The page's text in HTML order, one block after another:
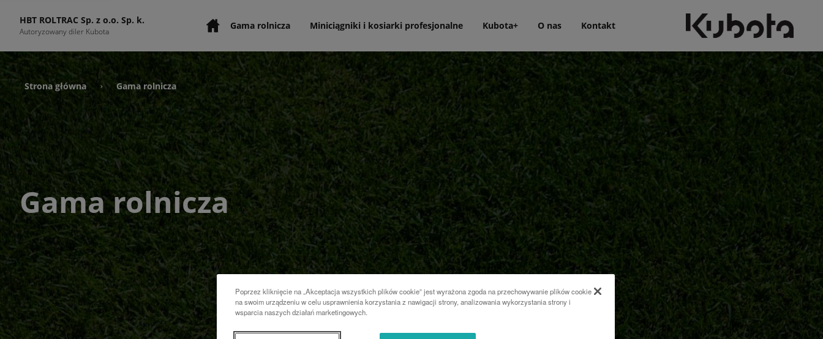
HBT ROLTRAC Sp. z o.o. Sp. k.
Autoryzowany diler Kubota Gama rolnicza Miniciągniki i kosiarki profesjonalne Kubota+ O nas Kontakt
Strona główna › Gama rolnicza
Gama rolnicza
Poprzez kliknięcie na „Akceptacja wszystkich plików cookie” jest wyrażona zgoda na przechowywanie plików cookie
na swoim urządzeniu w celu usprawnienia korzystania z nawigacji strony, analizowania wykorzystania strony i
wsparcia naszych działań marketingowych.